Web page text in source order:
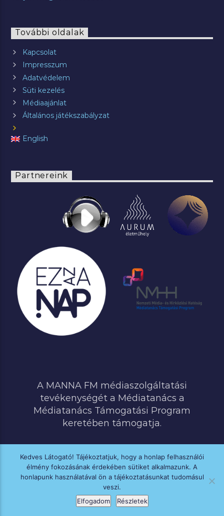
További oldalak
Kapcsolat
Impresszum
Adatvédelem
Süti kezelés
Médiaajánlat
Általános játékszabályzat
English
Partnereink
A MANNA FM médiaszolgáltatási
tevékenységét a Médiatanács a
Médiatanács Támogatási Program
keretében támogatja.
MINDEN JOG FENNTARTVA © 2020 MANNA FM
Kedves Látogató! Tájékoztatjuk, hogy a honlap felhasználói
élmény fokozásának érdekében sütiket alkalmazunk. A
honlapunk használatával ön a tájékoztatásunkat tudomásul
veszi.
Elfogadom
Részletek